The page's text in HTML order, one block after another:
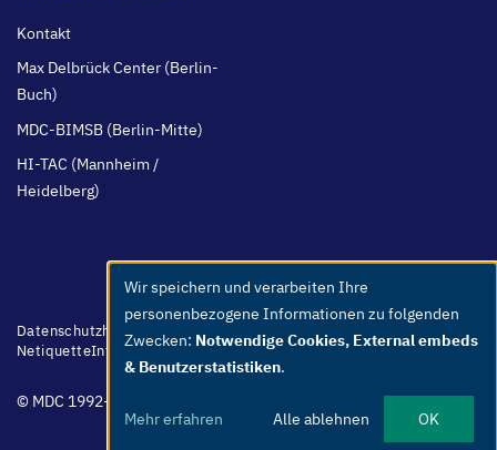
Kontakt
Max Delbrück Center (Berlin-
Buch)
MDC-BIMSB (Berlin-Mitte)
HI-TAC (Mannheim /
Heidelberg)
Footer
menu
Datenschutzhinweis BarrierefreiheitLeichte Sprache
Whistleblower
NetiquetteInternImpressum
© MDC 1992-2026
Use
of
personal
data
cookies
Wir speichern und verarbeiten Ihre
personenbezogene Informationen zu folgenden
Zwecken: Notwendige Cookies, External embeds
& Benutzerstatistiken.
Mehr erfahren Alle ablehnen OK